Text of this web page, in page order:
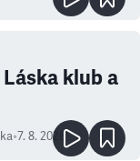
klub a
•7. 8. 2026